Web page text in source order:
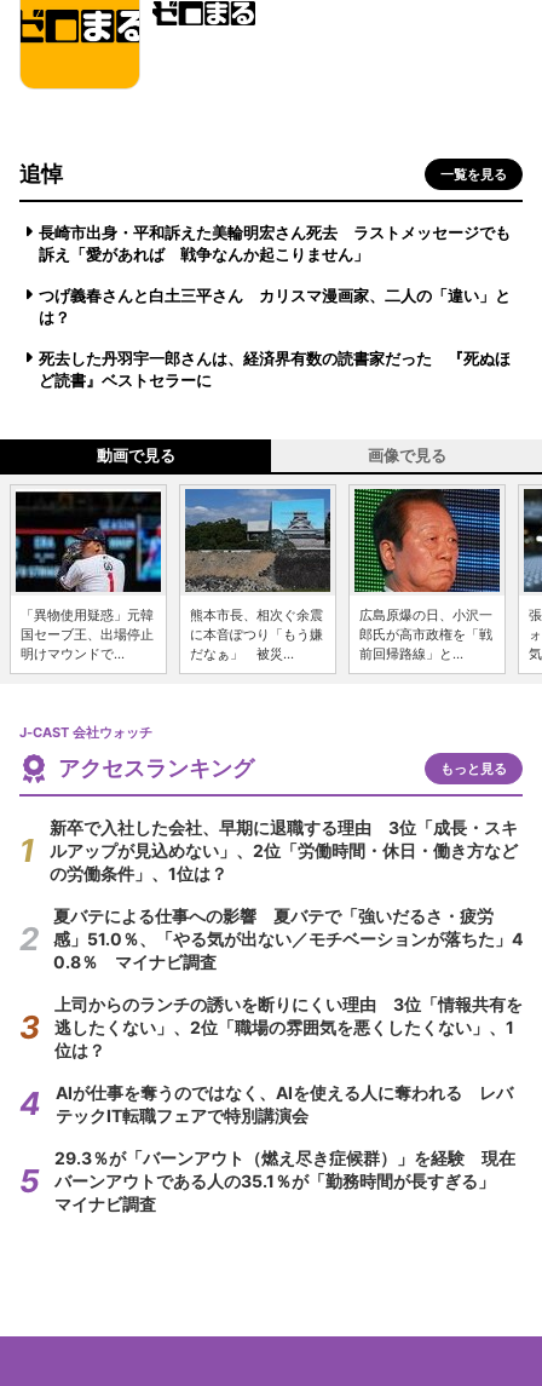
追悼 一覧を見る
長崎市出身・平和訴えた美輪明宏さん死去 ラストメッセージでも
訴え「愛があれば 戦争なんか起こりません」
つげ義春さんと白土三平さん カリスマ漫画家、二人の「違い」と
は？
死去した丹羽宇一郎さんは、経済界有数の読書家だった 『死ぬほ
ど読書』ベストセラーに
動画で見る 画像で見る
「異物使用疑惑」元韓
国セーブ王、出場停止
明けマウンドで...
熊本市長、相次ぐ余震
に本音ぽつり「もう嫌
だなぁ」 被災...
広島原爆の日、小沢一
郎氏が高市政権を「戦
前回帰路線」と...
J-CAST 会社ウォッチ
アクセスランキング もっと見る
新卒で入社した会社、早期に退職する理由 3位「成長・スキ
ルアップが見込めない」、2位「労働時間・休日・働き方など
の労働条件」、1位は？
夏バテによる仕事への影響 夏バテで「強いだるさ・疲労
感」51.0％、「やる気が出ない／モチベーションが落ちた」4
0.8％ マイナビ調査
上司からのランチの誘いを断りにくい理由 3位「情報共有を
逃したくない」、2位「職場の雰囲気を悪くしたくない」、1
位は？
AIが仕事を奪うのではなく、AIを使える人に奪われる レバ
テックIT転職フェアで特別講演会
29.3％が「バーンアウト（燃え尽き症候群）」を経験 現在
バーンアウトである人の35.1％が「勤務時間が長すぎる」
マイナビ調査